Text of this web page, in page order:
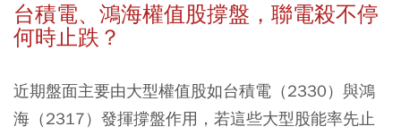
台積電、鴻海權值股撐盤，聯電殺不停
何時止跌？
近期盤面主要由大型權值股如台積電（2330） 與鴻
海（2317） 發揮撐盤作用，若這些大型股能率先止